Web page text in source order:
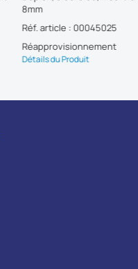
Réf. article : 00045025
Réapprovisionnement
Détails du Produit